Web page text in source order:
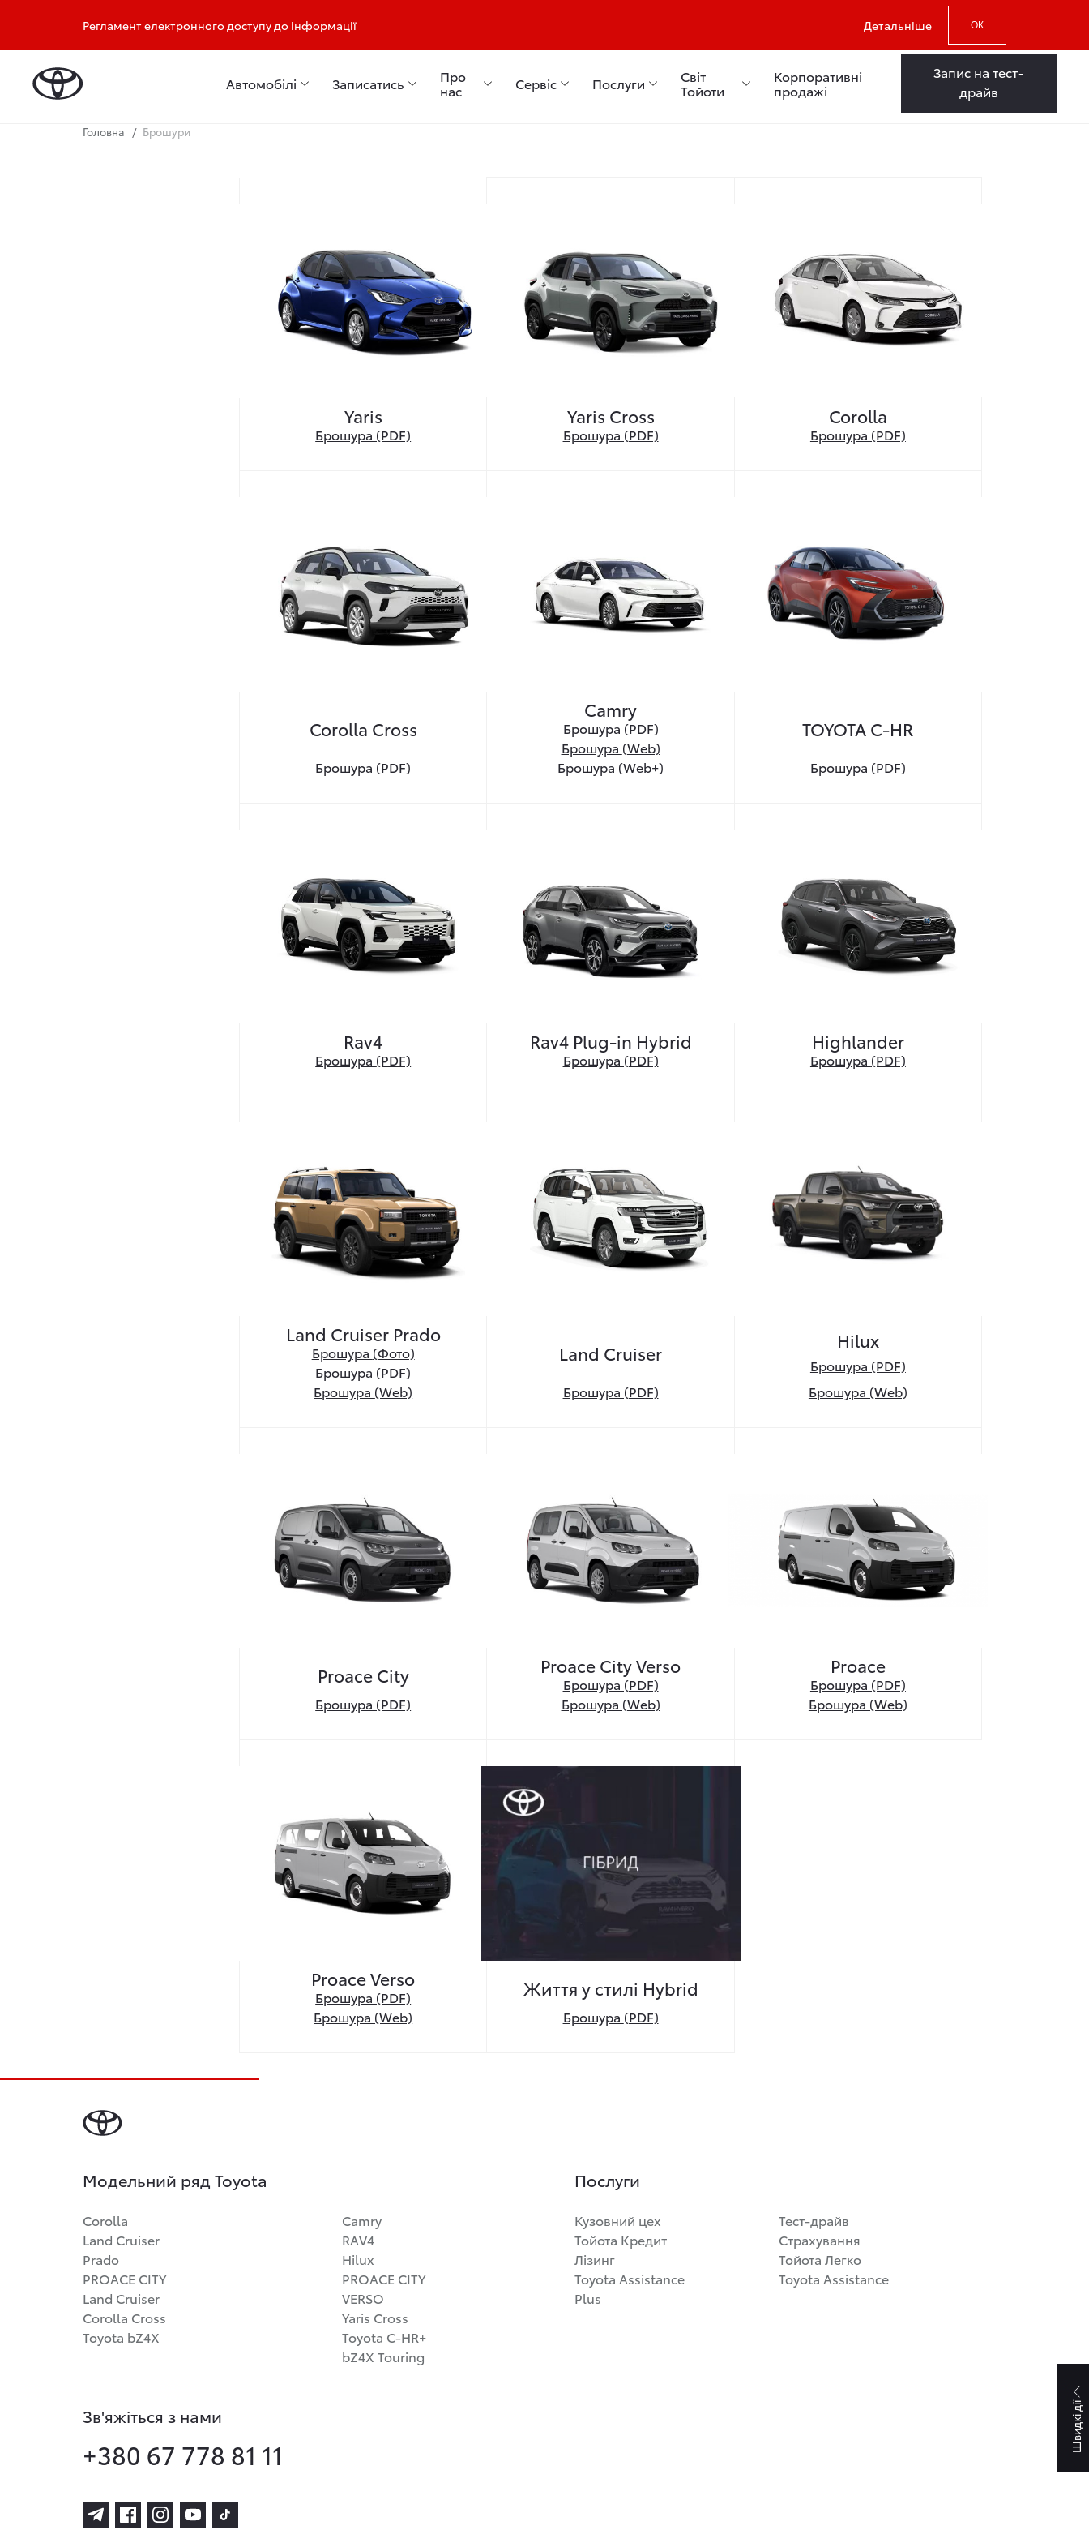
Регламент електронного доступу до інформації Детальніше ОК
Салон: +38 (067) 778 81 11 Сервіс: +38 (067) 378 58 00
Автомобілі Записатись Про
нас Сервіс Послуги Світ
Тойоти
Корпоративні
продажі
Запис на тест-
драйв
Швидкі дії
Головна Брошури
Yaris
Брошура (PDF)
Yaris Cross
Брошура (PDF)
Corolla
Брошура (PDF)
Corolla Cross
Брошура (PDF)
Camry
Брошура (PDF)
Брошура (Web)
Брошура (Web+)
TOYOTA C-HR
Брошура (PDF)
Rav4
Брошура (PDF)
Rav4 Plug-in Hybrid
Брошура (PDF)
Highlander
Брошура (PDF)
Land Cruiser Prado
Брошура (Фото)
Брошура (PDF)
Брошура (Web)
Land Cruiser
Брошура (PDF)
Hilux
Брошура (PDF)
Брошура (Web)
Proace City
Брошура (PDF)
Proace City Verso
Брошура (PDF)
Брошура (Web)
Proace
Брошура (PDF)
Брошура (Web)
Proace Verso
Брошура (PDF)
Брошура (Web)
Життя у стилі Hybrid
Брошура (PDF)
Модельний ряд Toyota
Corolla
Land Cruiser
Prado
PROACE CITY
Land Cruiser
Corolla Cross
Toyota bZ4X
Camry
RAV4
Hilux
PROACE CITY
VERSO
Yaris Cross
Toyota C-HR+
bZ4X Touring
Послуги
Кузовний цех
Тойота Кредит
Лізинг
Toyota Assistance
Plus
Тест-драйв
Страхування
Тойота Легко
Toyota Assistance
Зв'яжіться з нами
+380 67 778 81 11